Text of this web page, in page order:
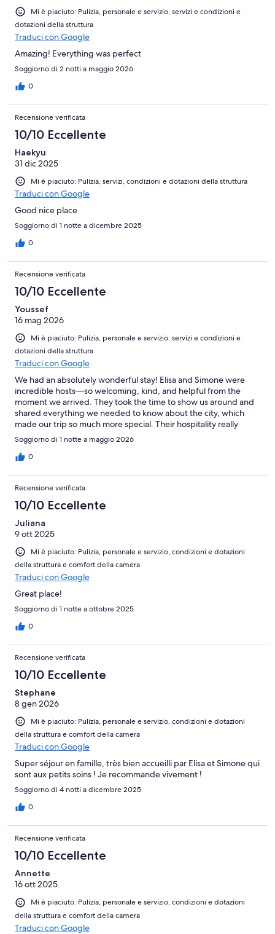
Mi è piaciuto: Pulizia, personale e servizio, servizi e condizioni e
dotazioni della struttura
Traduci con Google
Amazing! Everything was perfect
Soggiorno di 2 notti a maggio 2026
0
Recensione verificata
10/10 Eccellente
Haekyu
31 dic 2025
Mi è piaciuto: Pulizia, servizi, condizioni e dotazioni della struttura
Traduci con Google
Good nice place
Soggiorno di 1 notte a dicembre 2025
0
Recensione verificata
10/10 Eccellente
Youssef
16 mag 2026
Mi è piaciuto: Pulizia, personale e servizio, servizi e condizioni e
dotazioni della struttura
Traduci con Google
We had an absolutely wonderful stay! Elisa and Simone were
incredible hosts—so welcoming, kind, and helpful from the
moment we arrived. They took the time to show us around and
shared everything we needed to know about the city, which
made our trip so much more special. Their hospitality really
stood out, and we felt right at home. If you are looking for a
great place to stay with fantastic hosts, this is it. We will
definitely be recommending them to family and friends, and
Soggiorno di 1 notte a maggio 2026
0
Recensione verificata
10/10 Eccellente
Juliana
9 ott 2025
Mi è piaciuto: Pulizia, personale e servizio, condizioni e dotazioni
della struttura e comfort della camera
Traduci con Google
Great place!
Soggiorno di 1 notte a ottobre 2025
0
Recensione verificata
10/10 Eccellente
Stephane
8 gen 2026
Mi è piaciuto: Pulizia, personale e servizio, condizioni e dotazioni
della struttura e comfort della camera
Traduci con Google
Super séjour en famille, très bien accueilli par Elisa et Simone qui
sont aux petits soins ! Je recommande vivement !
Soggiorno di 4 notti a dicembre 2025
0
Recensione verificata
10/10 Eccellente
Annette
16 ott 2025
Mi è piaciuto: Pulizia, personale e servizio, condizioni e dotazioni
della struttura e comfort della camera
Traduci con Google